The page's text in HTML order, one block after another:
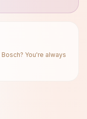
You're always